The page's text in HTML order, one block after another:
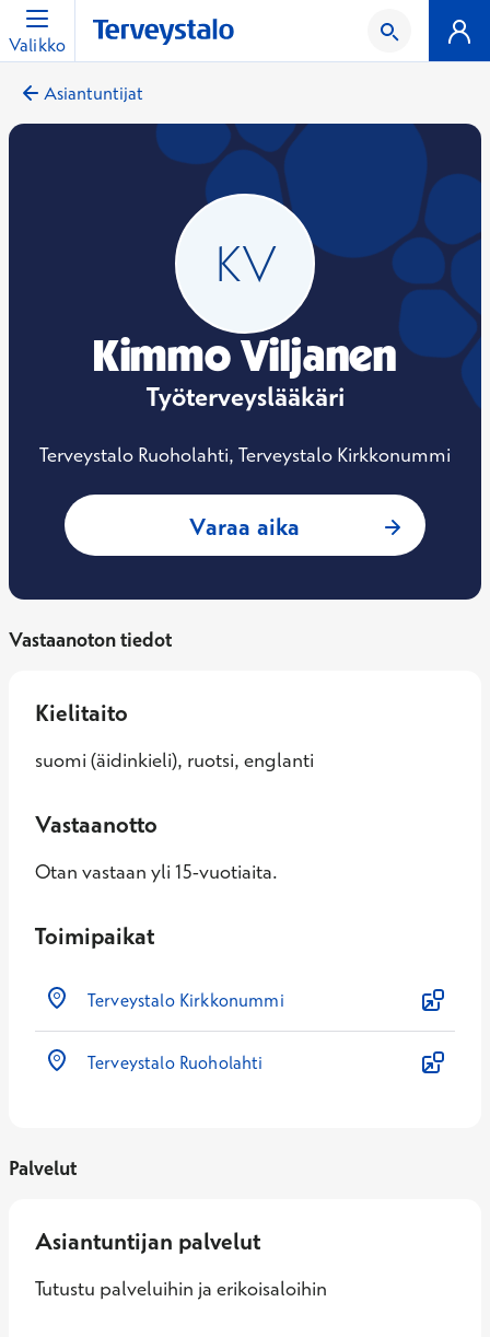
Valikko
Asiantuntijat
Kimmo Viljanen
Työterveyslääkäri
Terveystalo Ruoholahti, Terveystalo Kirkkonummi
Varaa aika : Kimmo
Vastaanoton tiedot
Kielitaito
suomi (äidinkieli), ruotsi, englanti
Vastaanotto
Otan vastaan yli 15-vuotiaita.
Toimipaikat
Terveystalo Kirkkonummi
Terveystalo Ruoholahti
Palvelut
Asiantuntijan palvelut
Tutustu palveluihin ja erikoisaloihin